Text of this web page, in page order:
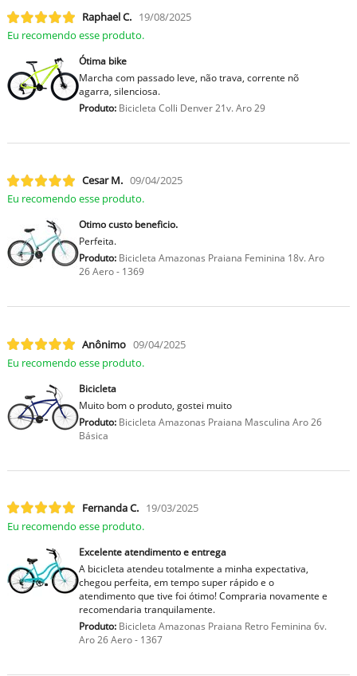
Raphael C. 19/08/2025
Eu recomendo esse produto.
Ótima bike
Marcha com passado leve, não trava, corrente nõ
agarra, silenciosa.
Produto:Bicicleta Colli Denver 21v. Aro 29
Cesar M. 09/04/2025
Eu recomendo esse produto.
Otimo custo beneficio.
Perfeita.
Produto:Bicicleta Amazonas Praiana Feminina 18v. Aro
26 Aero - 1369
Anônimo 09/04/2025
Eu recomendo esse produto.
Bicicleta
Muito bom o produto, gostei muito
Produto:Bicicleta Amazonas Praiana Masculina Aro 26
Básica
Fernanda C. 19/03/2025
Eu recomendo esse produto.
Excelente atendimento e entrega
A bicicleta atendeu totalmente a minha expectativa,
chegou perfeita, em tempo super rápido e o
atendimento que tive foi ótimo! Compraria novamente e
recomendaria tranquilamente.
Produto:Bicicleta Amazonas Praiana Retro Feminina 6v.
Aro 26 Aero - 1367